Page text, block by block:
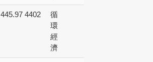
445.97 4402
循
環
經
濟